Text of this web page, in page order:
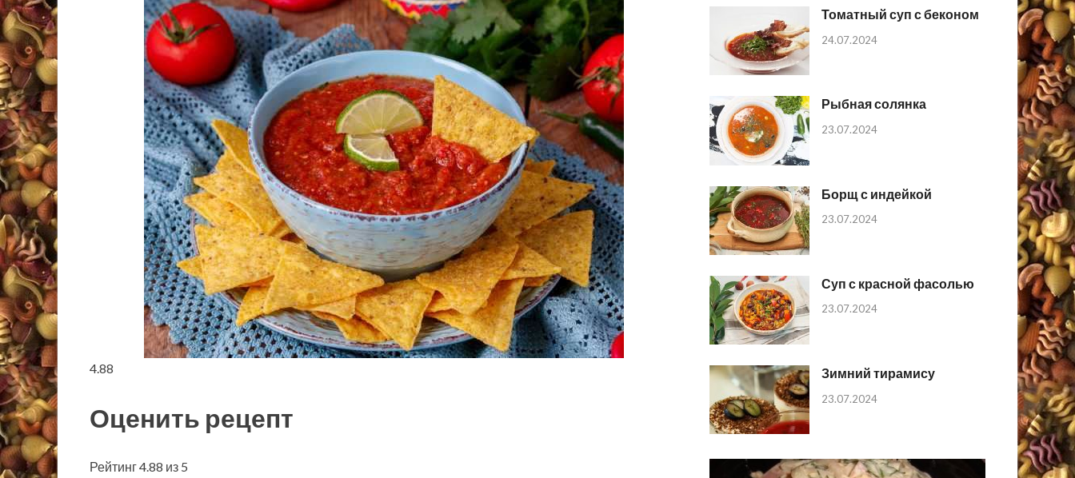
4.88
Оценить рецепт
Рейтинг 4.88 из 5
Томатный суп с беконом
24.07.2024
Рыбная солянка
23.07.2024
Борщ с индейкой
23.07.2024
Суп с красной фасолью
23.07.2024
Зимний тирамису
23.07.2024